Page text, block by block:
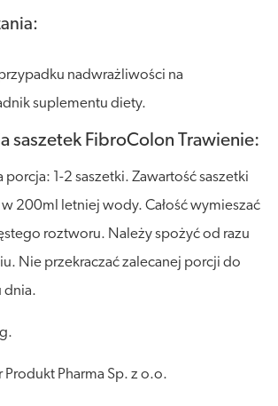
nadwrażliwości na
suplementu diety.
saszetek FibroColon Trawienie:
porcja: 1-2 saszetki. Zawartość saszetki
200ml letniej wody. Całość wymieszać
roztworu. Należy spożyć od razu
Nie przekraczać zalecanej porcji do
dnia.
Pharma Sp. z o.o.